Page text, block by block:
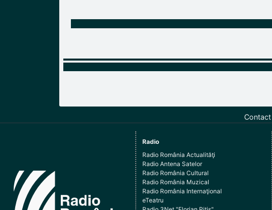
Contact
Radio
Radio România Actualităţi
Radio Antena Satelor
Radio România Cultural
Radio România Muzical
Radio România Internaţional
eTeatru